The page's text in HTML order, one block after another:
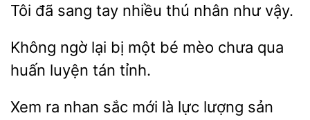
Tôi sang nhiều thú nhân như
Không lại
một bé mèo chưa qua
huấn luyện tán
ra nhan
mới là lực lượng sản